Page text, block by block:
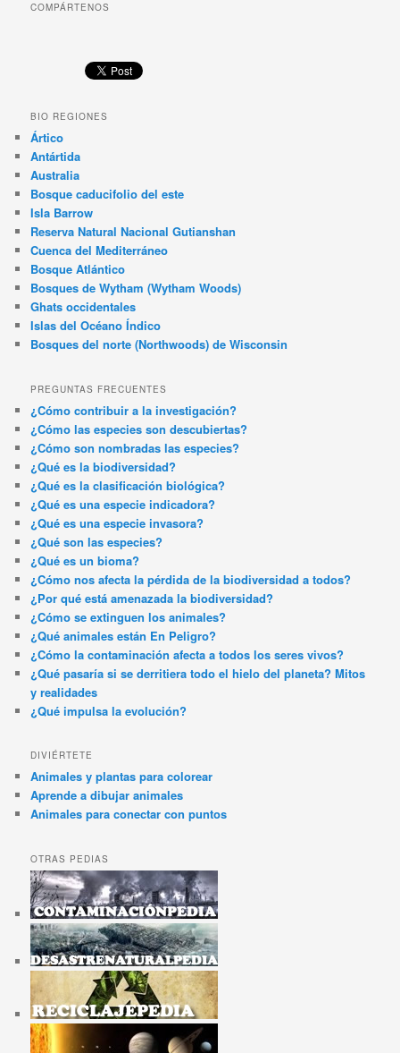
COMPÁRTENOS
BIO REGIONES
Ártico
Antártida
Australia
Bosque caducifolio del este
Isla Barrow
Reserva Natural Nacional Gutianshan
Cuenca del Mediterráneo
Bosque Atlántico
Bosques de Wytham (Wytham Woods)
Ghats occidentales
Islas del Océano Índico
Bosques del norte (Northwoods) de Wisconsin
PREGUNTAS FRECUENTES
¿Cómo contribuir a la investigación?
¿Cómo las especies son descubiertas?
¿Cómo son nombradas las especies?
¿Qué es la biodiversidad?
¿Qué es la clasificación biológica?
¿Qué es una especie indicadora?
¿Qué es una especie invasora?
¿Qué son las especies?
¿Qué es un bioma?
¿Cómo nos afecta la pérdida de la biodiversidad a todos?
¿Por qué está amenazada la biodiversidad?
¿Cómo se extinguen los animales?
¿Qué animales están En Peligro?
¿Cómo la contaminación afecta a todos los seres vivos?
¿Qué pasaría si se derritiera todo el hielo del planeta? Mitos
y realidades
¿Qué impulsa la evolución?
DIVIÉRTETE
Animales y plantas para colorear
Aprende a dibujar animales
Animales para conectar con puntos
OTRAS PEDIAS